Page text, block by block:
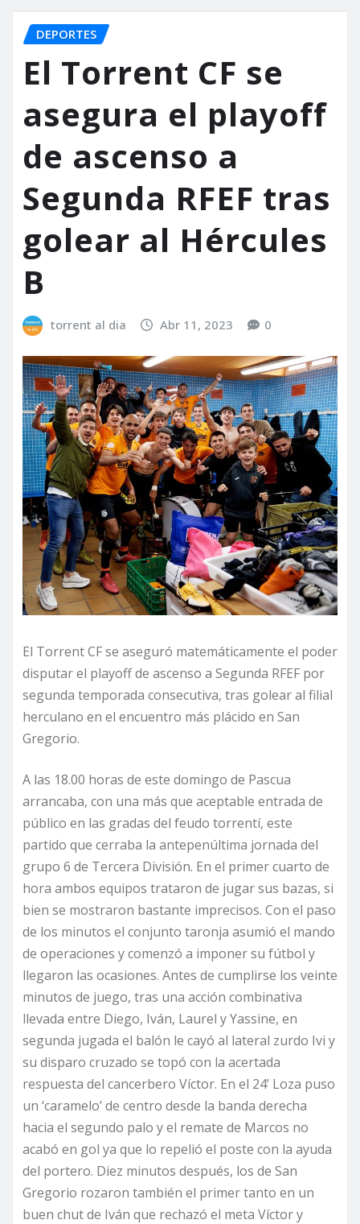
DEPORTES
El Torrent CF se
asegura el playoff
de ascenso a
Segunda RFEF tras
golear al Hércules
B
torrent al dia Abr 11, 2023 0
El Torrent CF se aseguró matemáticamente el poder
disputar el playoff de ascenso a Segunda RFEF por
segunda temporada consecutiva, tras golear al filial
herculano en el encuentro más plácido en San
Gregorio.
A las 18.00 horas de este domingo de Pascua
arrancaba, con una más que aceptable entrada de
público en las gradas del feudo torrentí, este
partido que cerraba la antepenúltima jornada del
grupo 6 de Tercera División. En el primer cuarto de
hora ambos equipos trataron de jugar sus bazas, si
bien se mostraron bastante imprecisos. Con el paso
de los minutos el conjunto taronja asumió el mando
de operaciones y comenzó a imponer su fútbol y
llegaron las ocasiones. Antes de cumplirse los veinte
minutos de juego, tras una acción combinativa
llevada entre Diego, Iván, Laurel y Yassine, en
segunda jugada el balón le cayó al lateral zurdo Ivi y
su disparo cruzado se topó con la acertada
respuesta del cancerbero Víctor. En el 24’ Loza puso
un ‘caramelo’ de centro desde la banda derecha
hacia el segundo palo y el remate de Marcos no
acabó en gol ya que lo repelió el poste con la ayuda
del portero. Diez minutos después, los de San
Gregorio rozaron también el primer tanto en un
buen chut de Iván que rechazó el meta Víctor y